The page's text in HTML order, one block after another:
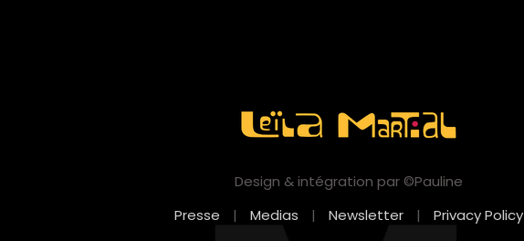
Design & intégration par ©Pauline
Presse
| Medias | Newsletter | Privacy Policy